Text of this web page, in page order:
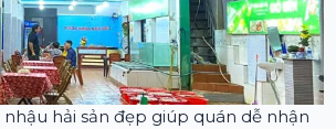
hải sản đẹp giúp quán dễ nhận